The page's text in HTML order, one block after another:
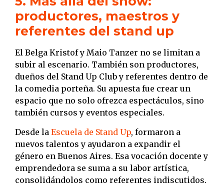
productores, maestros y
referentes del stand up
El Belga Kristof y Maio Tanzer no se limitan a
subir al escenario. También son productores,
dueños del Stand Up Club y referentes dentro de
la comedia porteña. Su apuesta fue crear un
espacio que no solo ofrezca espectáculos, sino
también cursos y eventos especiales.
Desde la Escuela de Stand Up, formaron a
nuevos talentos y ayudaron a expandir el
género en Buenos Aires. Esa vocación docente y
emprendedora se suma a su labor artística,
consolidándolos como referentes indiscutidos.